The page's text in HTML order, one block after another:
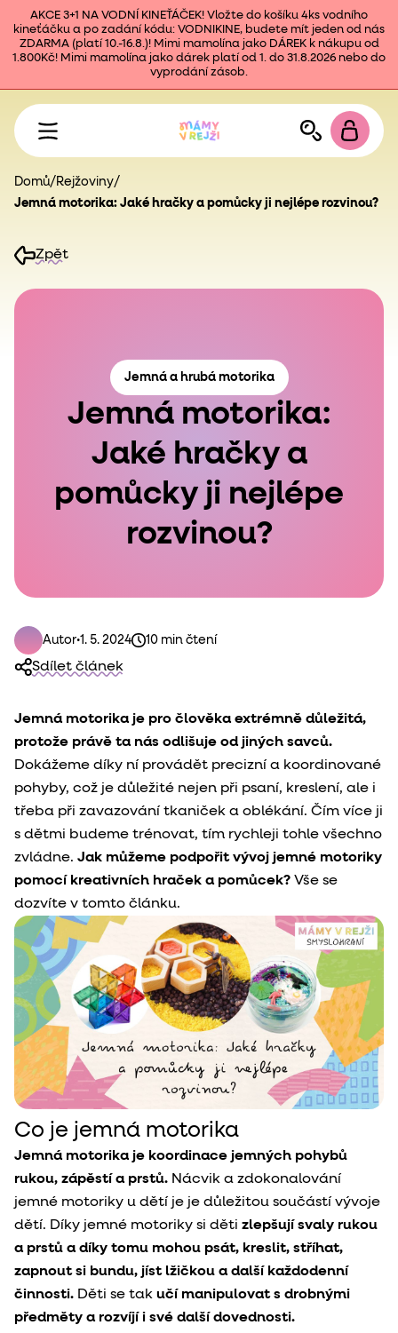
AKCE 3+1 NA VODNÍ KINEŤÁČEK! Vložte do košíku 4ks vodního
kineťáčku a po zadání kódu: VODNIKINE, budete mít jeden od nás
ZDARMA (platí 10.-16.8.)! Mimi mamolína jako DÁREK k nákupu od
1.800Kč! Mimi mamolína jako dárek platí od 1. do 31.8.2026 nebo do
vyprodání zásob.
Domů/ Rejžoviny/
Jemná motorika: Jaké hračky a pomůcky ji nejlépe rozvinou?
Zpět
Jemná a hrubá motorika
Jemná motorika:
Jaké hračky a
pomůcky ji nejlépe
rozvinou?
Autor•1. 5. 2024 10 min čtení
Sdílet článek
Jemná motorika je pro člověka extrémně důležitá,
protože právě ta nás odlišuje od jiných savců.
Dokážeme díky ní provádět precizní a koordinované
pohyby, což je důležité nejen při psaní, kreslení, ale i
třeba při zavazování tkaniček a oblékání. Čím více ji
s dětmi budeme trénovat, tím rychleji tohle všechno
zvládne. Jak můžeme podpořit vývoj jemné motoriky
pomocí kreativních hraček a pomůcek? Vše se
dozvíte v tomto článku.
Co je jemná motorika
Jemná motorika je koordinace jemných pohybů
rukou, zápěstí a prstů. Nácvik a zdokonalování
jemné motoriky u dětí je je důležitou součástí vývoje
dětí. Díky jemné motoriky si děti zlepšují svaly rukou
a prstů a díky tomu mohou psát, kreslit, stříhat,
zapnout si bundu, jíst lžičkou a další každodenní
činnosti. Děti se tak učí manipulovat s drobnými
předměty a rozvíjí i své další dovednosti.